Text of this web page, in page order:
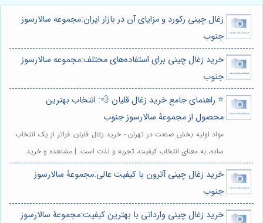
زغال چینی رکورد و مزایای آن در بازار ایران:مجموعه سالارسوز
جنوب
خرید زغال چینی برای استفاده‌های مختلف:مجموعه سالارسوز
جنوب
⭐️ راهنمای جامع خرید زغال قلیان 💨: انتخاب بهترین
محصول از مجموعۀ سالارسوز جنوب
مواد اولیه بخش صنعت در تهران - خرید زغال قلیان، فراتر از یک انتخاب
ساده، به معنای انتخاب کیفیت، تجربه و لذت است. | مشاهده و خرید
خرید زغال چینی آترون با کیفیت عالی:مجموعۀ سالارسوز
جنوب
خرید زغال چینی وارداتی با بهترین کیفیت:مجموعۀ سالارسوز